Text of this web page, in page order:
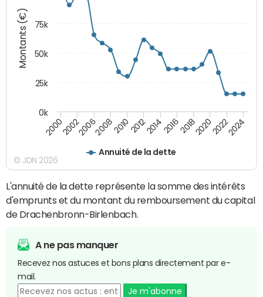
Montants (€)
Annuité de la dette
200020022006200820102012201420162018202020222024
0k
25k
50k
75k
© JDN 2026
L'annuité de la dette représente la somme des intérêts
d'emprunts et du montant du remboursement du capital
de Drachenbronn-Birlenbach.
A ne pas manquer
Recevez nos astuces et bons plans directement par e-
mail.
Je m'abonne